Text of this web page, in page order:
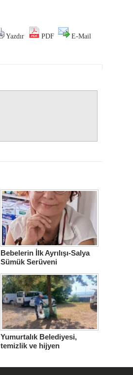
Yazdır PDF E-Mail
Bebelerin İlk Ayrılışı-Salya
Sümük Serüveni
Yumurtalık Belediyesi,
temizlik ve hijyen